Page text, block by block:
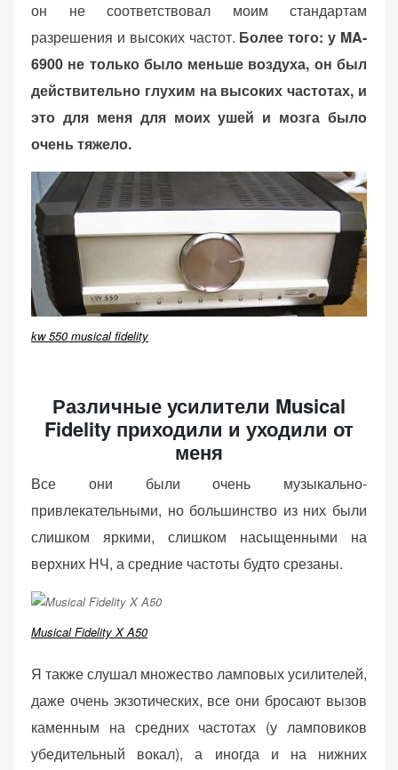
он не соответствовал моим стандартам
разрешения и высоких частот. Более того: у MA-
6900 не только было меньше воздуха, он был
действительно глухим на высоких частотах, и
это для меня для моих ушей и мозга было
очень тяжело.
kw 550 musical fidelity
Различные усилители Musical
Fidelity приходили и уходили от
меня
Все они были очень музыкально-
привлекательными, но большинство из них были
слишком яркими, слишком насыщенными на
верхних НЧ, а средние частоты будто срезаны.
Musical Fidelity X A50
Я также слушал множество ламповых усилителей,
даже очень экзотических, все они бросают вызов
каменным на средних частотах (у ламповиков
убедительный вокал), а иногда и на нижних